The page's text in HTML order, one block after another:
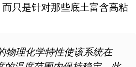
只是针对那些底土富含高粘
物理化学特性使该系统在